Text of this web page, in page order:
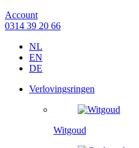
Account
0314 39 20 66
NL
EN
DE
Verlovingsringen
Witgoud